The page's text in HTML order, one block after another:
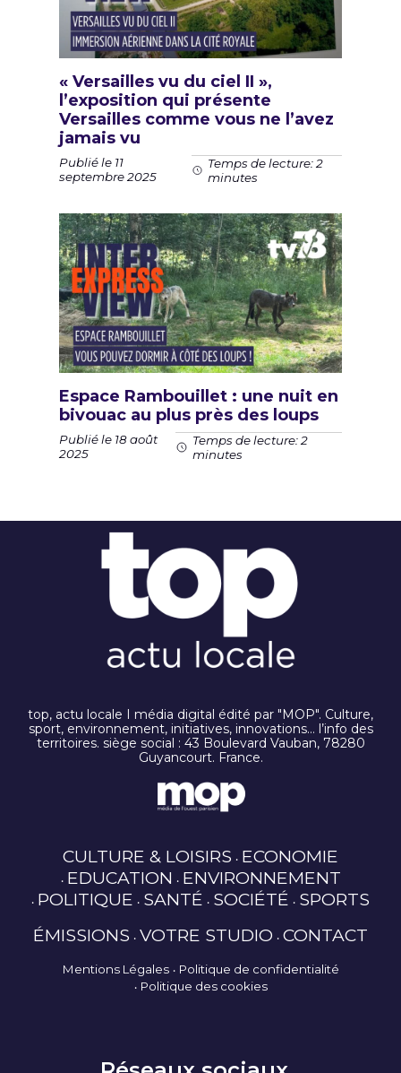
« Versailles vu du ciel II »,
l’exposition qui présente
Versailles comme vous ne l’avez
jamais vu
Publié le 11
septembre 2025
Temps de lecture: 2
minutes
Espace Rambouillet : une nuit en
bivouac au plus près des loups
Publié le 18 août
2025
Temps de lecture: 2
minutes
top, actu locale I média digital édité par "MOP". Culture,
sport, environnement, initiatives, innovations… l’info des
territoires. siège social : 43 Boulevard Vauban, 78280
Guyancourt. France.
CULTURE & LOISIRS ECONOMIE
EDUCATION ENVIRONNEMENT
POLITIQUE SANTÉ SOCIÉTÉ SPORTS
ÉMISSIONS VOTRE STUDIO CONTACT
Mentions Légales
Politique de confidentialité
Politique des cookies